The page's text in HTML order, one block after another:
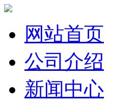
网站首页
公司介绍
新闻中心